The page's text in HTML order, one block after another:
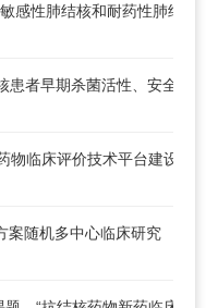
感性肺结核和耐药性肺结
患者早期杀菌活性、安全性
物临床评价技术平台建设”
案随机多中心临床研究